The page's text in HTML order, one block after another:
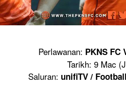
Perlawanan: PKNS FC
Tarikh: 9 Mac
Saluran: unifiTV /